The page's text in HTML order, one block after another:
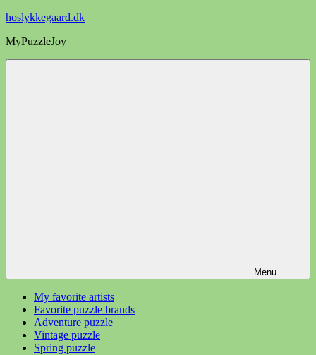
Videre
indhold
hoslykkegaard.dk
MyPuzzleJoy
Menu
My favorite artists
Favorite puzzle brands
Adventure puzzle
Vintage puzzle
Spring puzzle